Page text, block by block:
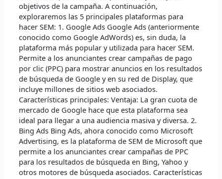
objetivos de la campaña. A continuación,
exploraremos las 5 principales plataformas para
hacer SEM: 1. Google Ads Google Ads (anteriormente
conocido como Google AdWords) es, sin duda, la
plataforma más popular y utilizada para hacer SEM.
Permite a los anunciantes crear campañas de pago
por clic (PPC) para mostrar anuncios en los resultados
de búsqueda de Google y en su red de Display, que
incluye millones de sitios web asociados.
Características principales: Ventaja: La gran cuota de
mercado de Google hace que esta plataforma sea
ideal para llegar a una audiencia masiva y diversa. 2.
Bing Ads Bing Ads, ahora conocido como Microsoft
Advertising, es la plataforma de SEM de Microsoft que
permite a los anunciantes crear campañas de PPC
para los resultados de búsqueda en Bing, Yahoo y
otros motores de búsqueda asociados. Características